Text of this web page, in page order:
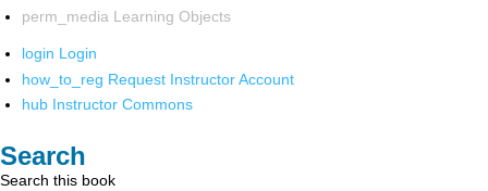
perm_media Learning Objects
login Login
how_to_reg Request Instructor Account
hub Instructor Commons
Search
Search this book